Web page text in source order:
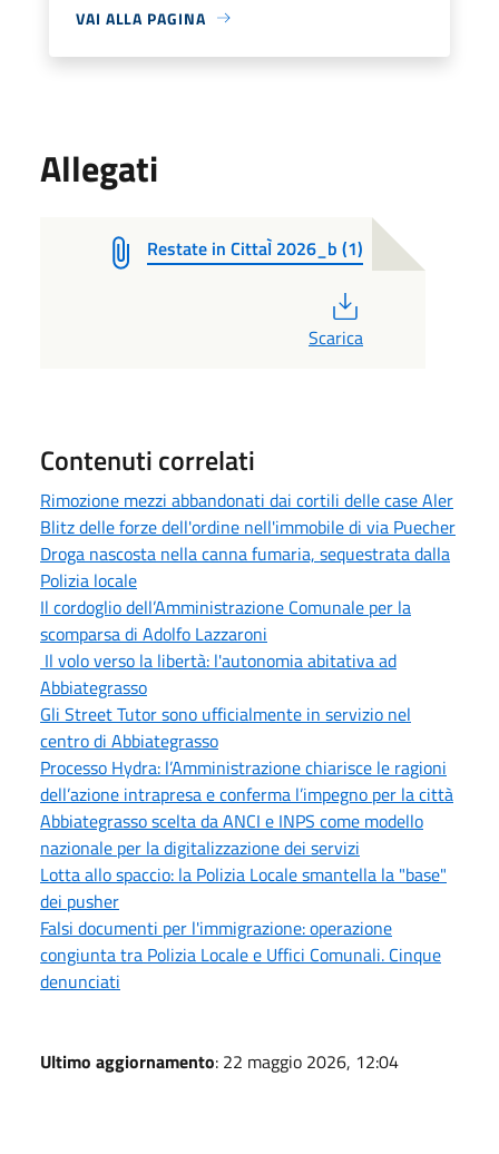
VAI ALLA PAGINA
Allegati
Restate in CittaÌ 2026_b (1)
Scarica
Contenuti correlati
Rimozione mezzi abbandonati dai cortili delle case Aler
Blitz delle forze dell'ordine nell'immobile di via Puecher
Droga nascosta nella canna fumaria, sequestrata dalla
Polizia locale
Il cordoglio dell’Amministrazione Comunale per la
scomparsa di Adolfo Lazzaroni
Il volo verso la libertà: l'autonomia abitativa ad
Abbiategrasso
Gli Street Tutor sono ufficialmente in servizio nel
centro di Abbiategrasso
Processo Hydra: l’Amministrazione chiarisce le ragioni
dell’azione intrapresa e conferma l’impegno per la città
Abbiategrasso scelta da ANCI e INPS come modello
nazionale per la digitalizzazione dei servizi
Lotta allo spaccio: la Polizia Locale smantella la "base"
dei pusher
Falsi documenti per l'immigrazione: operazione
congiunta tra Polizia Locale e Uffici Comunali. Cinque
denunciati
Ultimo aggiornamento: 22 maggio 2026, 12:04